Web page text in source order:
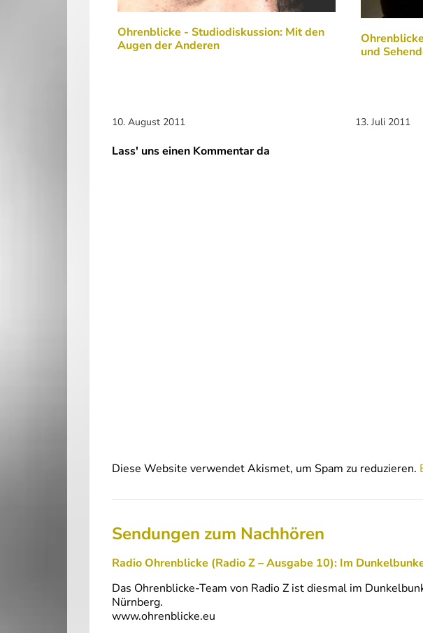
Ohrenblicke - Studiodiskussion: Mit den
Augen der Anderen
10. August 2011
und
13. Juli 2011
Lass' uns einen Kommentar da
Diese Website verwendet Akismet, um Spam zu reduzieren.
Sendungen zum Nachhören
Radio Ohrenblicke (Radio Z – Ausgabe 10): Im
Das Ohrenblicke-Team von Radio Z ist diesmal im
Nürnberg.
www.ohrenblicke.eu